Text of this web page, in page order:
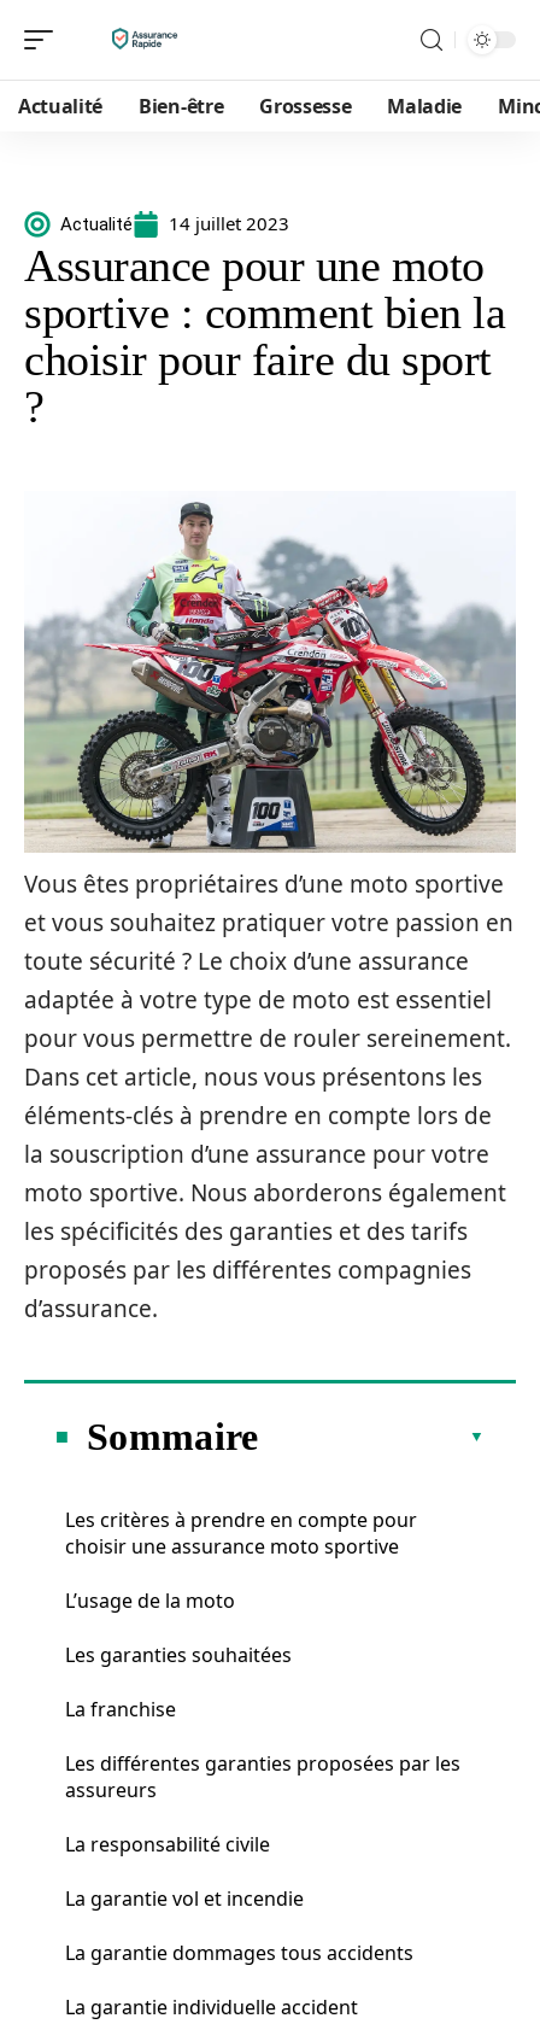
Actualité Bien-être Grossesse Maladie
Actualité 14 juillet 2023
Assurance pour une moto
sportive : comment bien la
choisir pour faire du sport
?
Vous êtes propriétaires d’une moto sportive
et vous souhaitez pratiquer votre passion en
toute sécurité ? Le choix d’une assurance
adaptée à votre type de moto est essentiel
pour vous permettre de rouler sereinement.
Dans cet article, nous vous présentons les
éléments-clés à prendre en compte lors de
la souscription d’une assurance pour votre
moto sportive. Nous aborderons également
les spécificités des garanties et des tarifs
proposés par les différentes compagnies
d’assurance.
Sommaire
Les critères à prendre en compte pour
choisir une assurance moto sportive
L’usage de la moto
Les garanties souhaitées
La franchise
Les différentes garanties proposées par les
assureurs
La responsabilité civile
La garantie vol et incendie
La garantie dommages tous accidents
La garantie individuelle accident